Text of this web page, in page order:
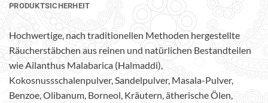
PRODUKTSICHERHEIT
Hochwertige, nach traditionellen Methoden hergestellte
Räucherstäbchen aus reinen und natürlichen Bestandteilen
wie Ailanthus Malabarica (Halmaddi),
Kokosnussschalenpulver, Sandelpulver, Masala-Pulver,
Benzoe, Olibanum, Borneol, Kräutern, ätherische Ölen,